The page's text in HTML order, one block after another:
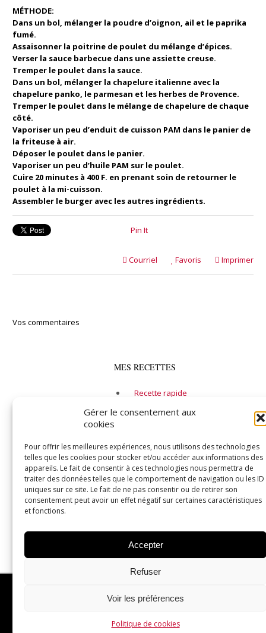
Gérer le consentement aux
cookies
Pour offrir les meilleures expériences, nous utilisons des technologies
telles que les cookies pour stocker et/ou accéder aux informations des
appareils. Le fait de consentir à ces technologies nous permettra de
traiter des données telles que le comportement de navigation ou les ID
uniques sur ce site. Le fait de ne pas consentir ou de retirer son
consentement peut avoir un effet négatif sur certaines caractéristiques
et fonctions.
Accepter
Refuser
Voir les préférences
Politique de cookies
MÉTHODE:
Dans un bol, mélanger la poudre d’oignon, ail et le paprika
fumé.
Assaisonner la poitrine de poulet du mélange d’épices.
Verser la sauce barbecue dans une assiette creuse.
Tremper le poulet dans la sauce.
Dans un bol, mélanger la chapelure italienne avec la
chapelure panko, le parmesan et les herbes de Provence.
Tremper le poulet dans le mélange de chapelure de chaque
côté.
Vaporiser un peu d’enduit de cuisson PAM dans le panier de
la friteuse à air.
Déposer le poulet dans le panier.
Vaporiser un peu d’huile PAM sur le poulet.
Cuire 20 minutes à 400 F. en prenant soin de retourner le
poulet à la mi-cuisson.
Assembler le burger avec les autres ingrédients.
Pin It
Courriel Favoris Imprimer
Vos commentaires
MES RECETTES
Recette rapide
Alcool
Soupe
Plat principal
Fruits de mer
Végétarien
Toutes mes recettes